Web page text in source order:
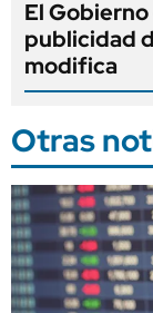
El
publicidad
modifica
Otras